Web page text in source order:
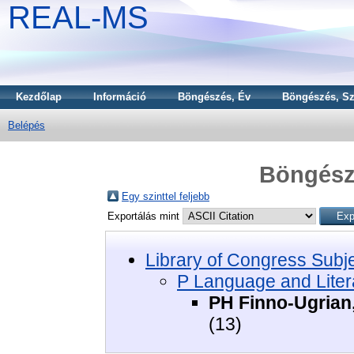
REAL-MS
Kezdőlap Információ Böngészés, Év Böngészés,
Belépés
Egy szinttel feljebb
Exportálás mint
Library of Congress
P Language and
PH Finno-
(13)